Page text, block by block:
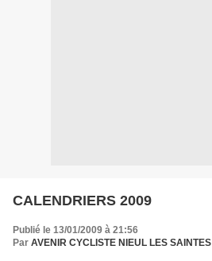
CALENDRIERS 2009
Publié le 13/01/2009 à 21:56
Par AVENIR CYCLISTE NIEUL LES SAINTES